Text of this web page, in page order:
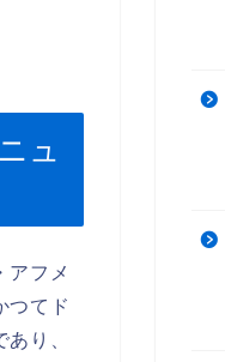
ュ
アフメ
つてド
り、